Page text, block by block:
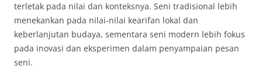
terletak pada nilai dan konteksnya. Seni tradisional lebih
menekankan pada nilai-nilai kearifan lokal dan
keberlanjutan budaya, sementara seni modern lebih fokus
pada inovasi dan eksperimen dalam penyampaian pesan
seni.